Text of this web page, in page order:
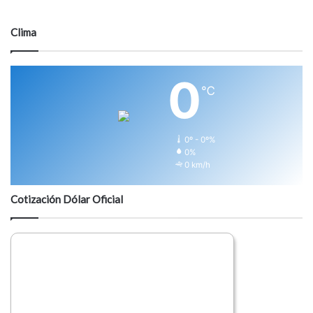
Clima
0 ℃
0º - 0º%
0%
0 km/h
Cotización Dólar Oficial